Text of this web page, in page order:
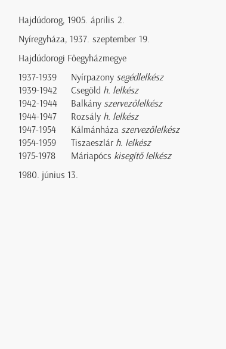
Hajdúdorog, 1905. április 2.
Nyíregyháza, 1937. szeptember 19.
Hajdúdorogi Főegyházmegye
1937-1939 Nyírpazony segédlelkész
1939-1942
Csegöld h. lelkész
1942-1944
Balkány szervezőlelkész
1944-1947
Rozsály h. lelkész
1947-1954
Kálmánháza szervezőlelkész
1954-1959
Tiszaeszlár h. lelkész
1975-1978
Máriapócs kisegítő lelkész
1980. június 13.